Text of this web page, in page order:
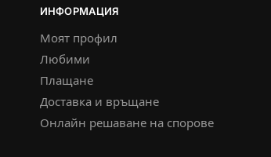
ИНФОРМАЦИЯ
Моят профил
Любими
Плащане
Доставка и връщане
Онлайн решаване на спорове